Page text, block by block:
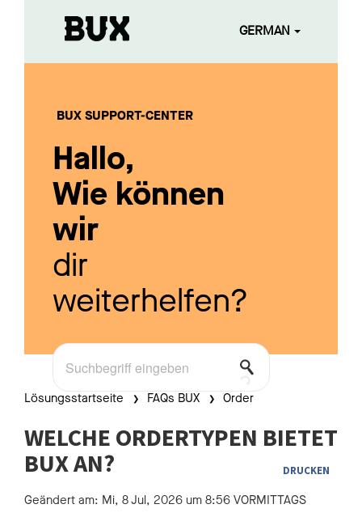
GERMAN
BUX SUPPORT-CENTER
Hallo,
Wie können
wir
dir
weiterhelfen?
Lösungsstartseite FAQs BUX Order
WELCHE ORDERTYPEN BIETET
BUX AN?
DRUCKEN
Geändert am: Mi, 8 Jul, 2026 um 8:56 VORMITTAGS